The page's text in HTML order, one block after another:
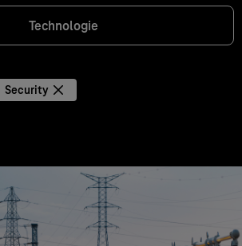
Technologie
Security